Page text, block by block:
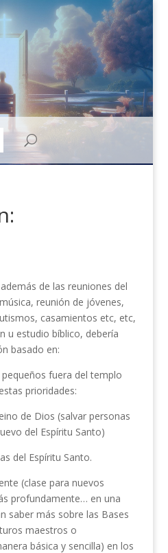
de las reuniones del
reunión de jóvenes,
casamientos etc, etc,
u estudio bíblico, debería
basado en:
fuera del templo
prioridades:
de Dios (salvar personas
del Espíritu Santo)
del Espíritu Santo.
(clase para nuevos
profundamente… en una
saber más sobre las Bases
maestros o
básica y sencilla) en los